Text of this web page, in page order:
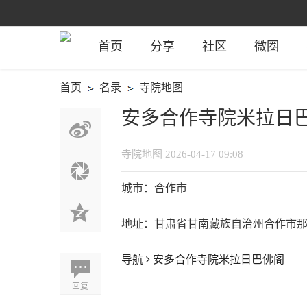
首页 分享 社区 微圈
首页 名录 寺院地图
›
回复
安多合作寺院米拉日
寺院地图 2026-04-17 09:08
城市：合作市
地址：甘肃省甘南藏族自治州合作市
导航 安多合作寺院米拉日巴佛阁